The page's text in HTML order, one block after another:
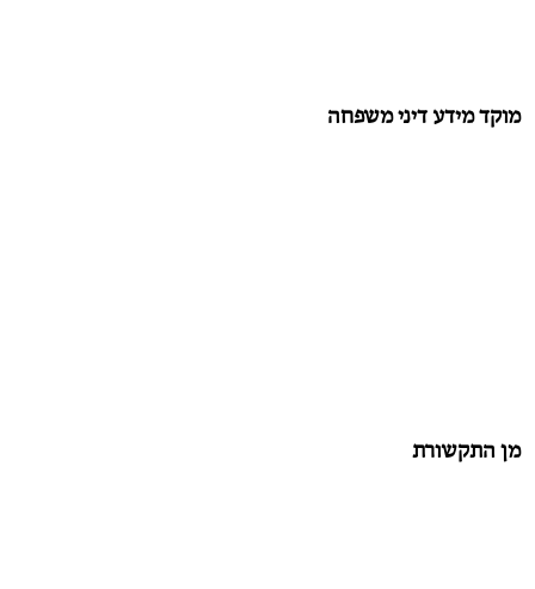
מוקד מידע דיני משפחה
מן התקשורת